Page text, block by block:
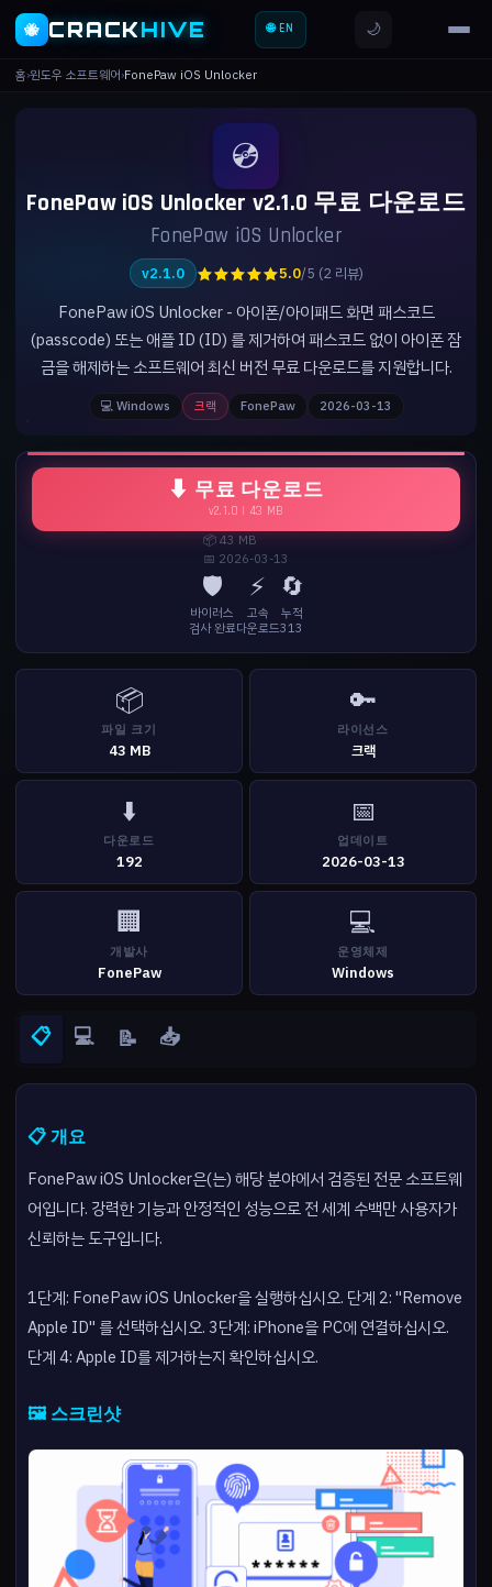
🐝 CRACKHIVE 🌐 EN 🌙
홈›윈도우 소프트웨어›FonePaw iOS Unlocker
💿
FonePaw iOS Unlocker v2.1.0 무료 다운로드
FonePaw iOS Unlocker
v2.1.0 ★★★★★5.0/5 (2 리뷰)
FonePaw iOS Unlocker - 아이폰/아이패드 화면 패스코드
(passcode) 또는 애플 ID (ID) 를 제거하여 패스코드 없이 아이폰 잠
금을 해제하는 소프트웨어 최신 버전 무료 다운로드를 지원합니다.
💻 Windows 크랙 FonePaw 2026-03-13
⬇ 무료 다운로드
v2.1.0 | 43 MB
📦 43 MB
📅 2026-03-13
🛡️
바이러스
검사 완료
⚡
고속
다운로드
🔄
누적
313
📦
파일 크기
43 MB
🔑
라이선스
크랙
⬇️
다운로드
192
📅
업데이트
2026-03-13
🏢
개발사
FonePaw
💻
운영체제
Windows
📋 💻 📝 📥
📋 개요
FonePaw iOS Unlocker은(는) 해당 분야에서 검증된 전문 소프트웨
어입니다. 강력한 기능과 안정적인 성능으로 전 세계 수백만 사용자가
신뢰하는 도구입니다.
1단계: FonePaw iOS Unlocker을 실행하십시오. 단계 2: "Remove
Apple ID" 를 선택하십시오. 3단계: iPhone을 PC에 연결하십시오.
단계 4: Apple ID를 제거하는지 확인하십시오.
🖼️ 스크린샷